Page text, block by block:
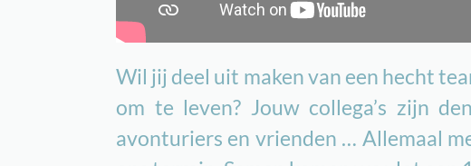
Wil jij deel uit maken van een hecht
om te leven? Jouw collega’s zijn
avonturiers en vrienden … Allemaal